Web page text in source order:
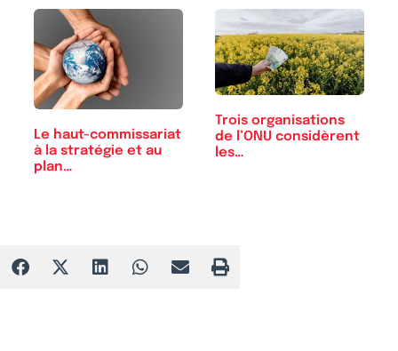
Le haut-commissariat
à la stratégie et au
plan…
Trois organisations
de l’ONU considèrent
les…